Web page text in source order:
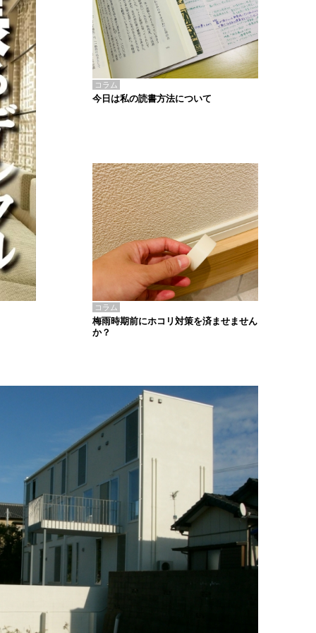
コラム
今日は私の読書方法について
コラム
梅雨時期前にホコリ対策を済ませません
か？